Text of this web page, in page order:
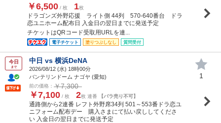
￥6,500 / 枚 1枚
ドラゴンズ外野応援 ライト側 44列 570-640番台 ドラ
恋ユニホーム配布日 入金日の翌日までに発送予定
チケットはQRコード受取用URLを連...
電子チケット 塗りつぶしなし 質問受付
今日
まで
中日 vs 横浜DeNA
2026/08/12 (水) 18時00分
バンテリンドーム ナゴヤ (愛知)
前の価格： ￥7,300
￥7,100 / 枚 2枚 連番 【バラ売り不可】
通路側から2連番 レフト外野席34列 501～553番ドラ恋ユ
ニフォーム配布デー 購入さまにて払い戻ししてくださ
い 入金日の翌日までに発送予定
1